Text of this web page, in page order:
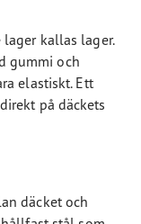
kallas lager.
gummi och
elastiskt. Ett
på däckets
däcket och